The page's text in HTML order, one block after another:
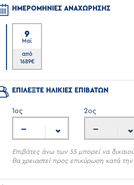
ΗΜΕΡΟΜΗΝΙΕΣ ΑΝΑΧΩΡΗΣΗΣ
9
Μαϊ
από
1689€
ΕΠΙΛΕΞΤΕ ΗΛΙΚΙΕΣ ΕΠΙΒΑΤΩΝ
1ος
---
2ος
---
Επιβάτες άνω των 55 μπορεί να
θα χρειαστεί προς επικύρωση κατά την